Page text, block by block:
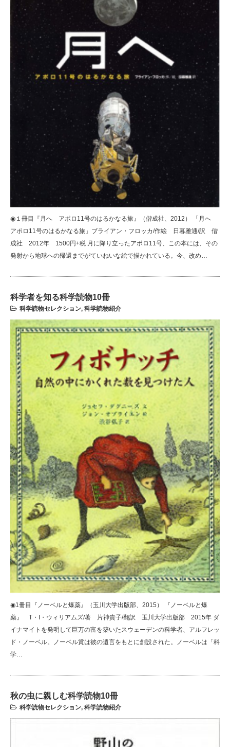
◉１冊目『月へ アポロ11号のはるかなる旅』（偕成社、2012） 「月へ
アポロ11号のはるかなる旅」ブライアン・フロッカ/作絵 日暮雅通/訳 偕
成社 2012年 1500円+税 月に降り立ったアポロ11号、この本には、その
発射から地球への帰還までがていねいな絵で描かれている。今、改め…
科学者を知る科学読物10冊
科学読物セレクション, 科学読物紹介
◉1冊目『ノーベルと爆薬』（玉川大学出版部、2015） 『ノーベルと爆
薬』 T・I・ウィリアムズ/著 片神貴子/翻訳 玉川大学出版部 2015年 ダ
イナマイトを発明して巨万の富を築いたスウェーデンの科学者、アルフレッ
ド・ノーベル。ノーベル賞は彼の遺言をもとに創設された。ノーベルは「科
学…
秋の虫に親しむ科学読物10冊
科学読物セレクション, 科学読物紹介